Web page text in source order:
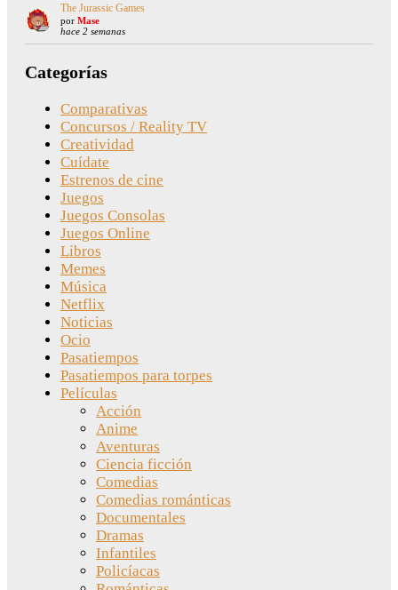
The Jurassic Games
por Mase
hace 2 semanas
Categorías
Comparativas
Concursos / Reality TV
Creatividad
Cuídate
Estrenos de cine
Juegos
Juegos Consolas
Juegos Online
Libros
Memes
Música
Netflix
Noticias
Ocio
Pasatiempos
Pasatiempos para torpes
Películas
Acción
Anime
Aventuras
Ciencia ficción
Comedias
Comedias románticas
Documentales
Dramas
Infantiles
Policíacas